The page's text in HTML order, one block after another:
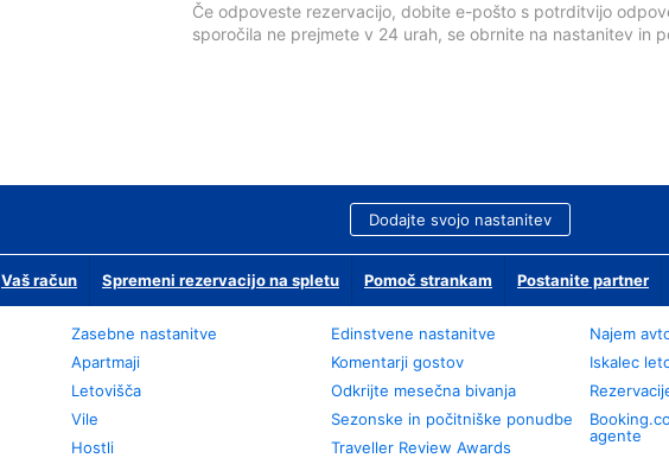
Če odpoveste rezervacijo, dobite e-pošto s potrditvijo
sporočila ne prejmete v 24 urah, se obrnite na nastanitev in
Dodajte svojo nastanitev
Vaš račun Spremeni rezervacijo na spletu Pomoč strankam Postanite partner
Zasebne nastanitve
Apartmaji
Letovišča
Vile
Hostli
Edinstvene nastanitve
Komentarji gostov
Odkrijte mesečna bivanja
Sezonske in počitniške ponudbe
Traveller Review Awards
Najem
Iskalec
agente